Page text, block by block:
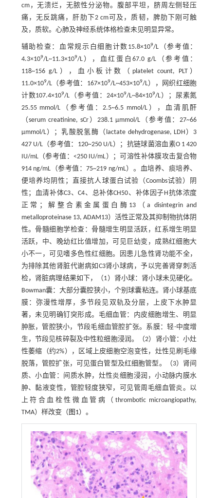
cm，无溃烂，无脓性分泌物。腹部平坦，脐周左侧轻压
痛，无反跳痛，肝肋下2 cm可及，质韧，脾肋下刚可触
及，质软。心肺及神经系统体格检查未见明显异常。
辅助检查：血常规示白细胞计数15.8×109/L（参考值：
4.3×109/L~11.3×109/L），血红蛋白67.0 g/L（参考值：
118~156 g/L），血小板计数（platelet count, PLT）
11.0×109/L（参考值：167×109/L~453×109/L），网织红细胞
计数107.4×109/L（参考值：24×109/L~84×109/L）；尿素氮
25.55 mmol/L（参考值：2.5~6.5 mmol/L），血清肌酐
（serum creatinine, sCr）238.1 μmmol/L（参考值：27~66
μmmol/L）；乳酸脱氢酶（lactate dehydrogenase, LDH）3
427 U/L（参考值：120~250 U/L）；抗链球菌溶血素O 1 420
IU/mL（参考值：<250 IU/mL）；可溶性补体膜攻击复合物
914 ng/mL（参考值：75~219 ng/mL）。血培养、痰培养、
便培养均阴性；直接抗人球蛋白试验（Coombs试验）阴
性；血清补体C3、C4、总补体CH50、补体因子H抗体浓度
正常；解整合素金属蛋白酶13（a disintegrin and
metalloproteinase 13, ADAM13）活性正常及其抑制物抗体阴
性。骨髓细胞学检查：骨髓增生明显活跃，红系增生明显
活跃，中、晚幼红比值增加，可见巨幼变，成熟红细胞大
小不一，可见嗜多色性红细胞。因患儿急性肾功能不全，
为排除其他肾脏代谢病如C3肾小球病，予以完善肾穿刺活
检，肾脏病理结果如下，（1）肾小球：肾小球未见硬化。
Bowman囊：大部分囊腔狭小，个别球囊粘连。肾小球基底
膜：弥漫性增厚，多节段见双轨及分层，上皮下水肿显
著，未见明确钉突形成。毛细血管：内皮细胞增生、明显
肿胀，管腔狭小，节段毛细血管腔扩张。系膜：轻-中度增
生，节段见核碎裂及中性粒细胞浸润。（2）肾小管：小灶
性萎缩（约2%），区域上皮细胞空泡变性，灶性见刷毛缘
脱落，管腔扩张，可见蛋白管型及红细胞管型。（3）肾间
质、小血管：间质水肿，灶性炎细胞浸润，小动脉内膜水
肿、黏液变性，管腔轻度狭窄，可见管周毛细血管炎。以
上符合血栓性微血管病（thrombotic microangiopathy,
TMA）样改变（ 图1）。